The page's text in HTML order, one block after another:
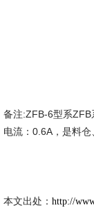
备注:ZFB-6型系
电流：0.6A，是料
本文出处： http://